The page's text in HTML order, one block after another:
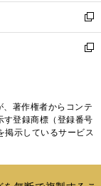
く
で
開
く
ン
ド
ウ
で
ウ
ィ
ン
ド
く
新
し
い
ド
ウ
で
新
ィ
ン
ド
著作権者からコンテ
す登録商標（登録番号
示しているサービス